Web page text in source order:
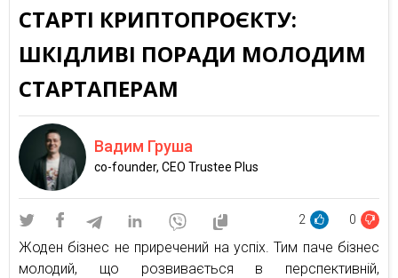
СТАРТІ КРИПТОПРОЄКТУ:
ШКІДЛИВІ ПОРАДИ МОЛОДИМ
СТАРТАПЕРАМ
Вадим Груша
co-founder, CEO Trustee Plus
2 0
Жоден бізнес не приречений на успіх. Тим паче бізнес
молодий, що розвивається в перспективній,